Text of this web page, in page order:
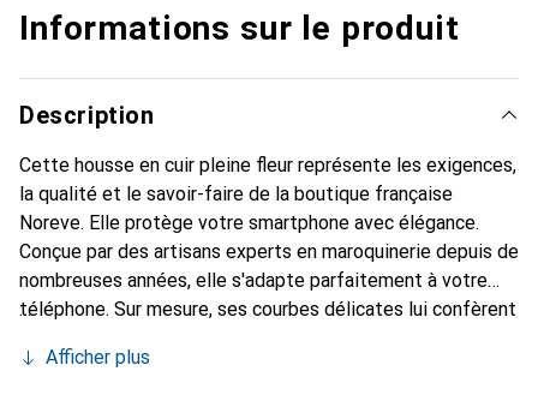
Informations sur le produit
Description
Cette housse en cuir pleine fleur représente les exigences,
la qualité et le savoir-faire de la boutique française
Noreve. Elle protège votre smartphone avec élégance.
Conçue par des artisans experts en maroquinerie depuis de
nombreuses années, elle s'adapte parfaitement à votre
téléphone. Sur mesure, ses courbes délicates lui confèrent
chic et essentiel de votre smartphone. Reconnaître
Afficher plus